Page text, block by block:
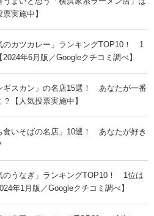
実施中】
のカツカレー」ランキングTOP10！ 1
年6月版／Googleクチコミ調べ】
ギスカン」の名店15選！ あなたが一番
【人気投票実施中】
食いそばの名店」10選！ あなたが好き
のうなぎ」ランキングTOP10！ 1位は
年1月版／Googleクチコミ調べ】